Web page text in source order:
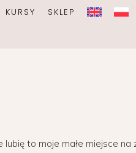
KURSY SKLEP
to moje małe miejsce na